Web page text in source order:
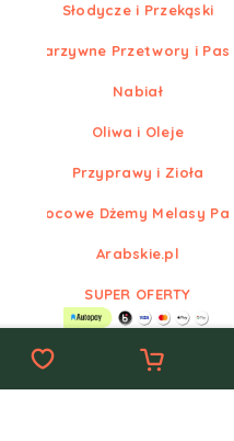
Słodycze i Przekąski
Warzywne Przetwory i
Nabiał
Oliwa i Oleje
Przyprawy i Zioła
Owocowe Dżemy Melasy
Arabskie.pl
SUPER OFERTY
Arabskie.pl